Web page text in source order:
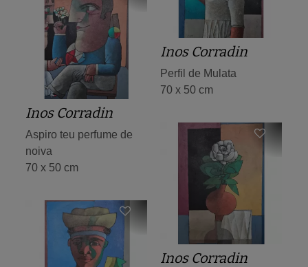
Inos Corradin
Perfil de Mulata
70 x 50 cm
Inos Corradin
Aspiro teu perfume de
noiva
70 x 50 cm
Inos Corradin